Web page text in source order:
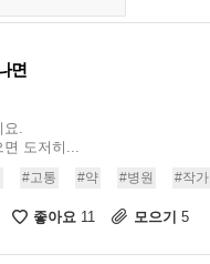
면
요.
면 도저히...
#고통 #약 #병원 #작가
좋아요 11 모으기 5